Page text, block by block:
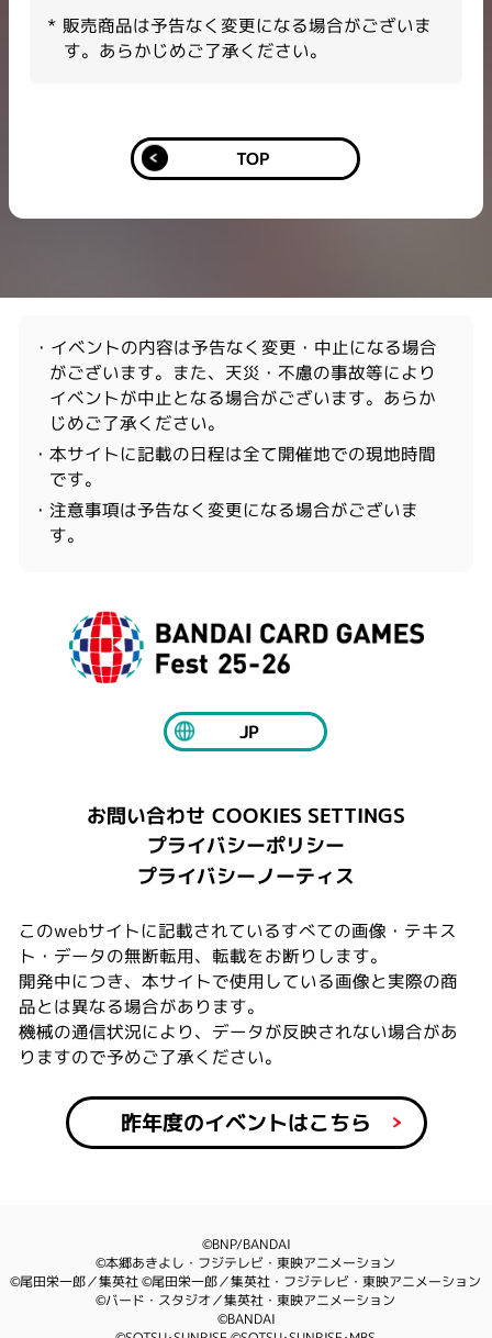
販売商品は予告なく変更になる場合がございま
す。あらかじめご了承ください。
TOP
・イベントの内容は予告なく変更・中止になる場合
がございます。また、天災・不慮の事故等により
イベントが中止となる場合がございます。あらか
じめご了承ください。
・本サイトに記載の日程は全て開催地での現地時間
です。
・注意事項は予告なく変更になる場合がございま
す。
JP
お問い合わせ COOKIES SETTINGS
プライバシーポリシー
プライバシーノーティス
このwebサイトに記載されているすべての画像・テキス
ト・データの無断転用、転載をお断りします。
開発中につき、本サイトで使用している画像と実際の商
品とは異なる場合があります。
機械の通信状況により、データが反映されない場合があ
りますので予めご了承ください。
昨年度のイベントはこちら
©BNP/BANDAI
©本郷あきよし・フジテレビ・東映アニメーション
©尾田栄一郎／集英社 ©尾田栄一郎／集英社・フジテレビ・東映アニメーション
©バード・スタジオ／集英社・東映アニメーション
©BANDAI